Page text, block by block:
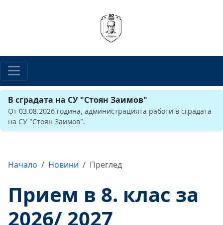
В сградата на СУ "Стоян Заимов"
От 03.08.2026 година, администрацията работи в сградата
на СУ "Стоян Заимов".
Начало Новини Преглед
Прием в 8. клас за
2026/ 2027